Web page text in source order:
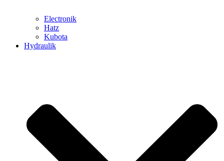
Electronik
Hatz
Kubota
Hydraulik